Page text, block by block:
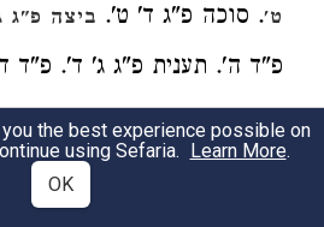
ט'. סוכה פ"ג ד' ט'. ביצה פ"ג
פ"ד ה'. תענית פ"ג ג' ד'. פ"ד
י"ג. פ"ח ד'. פי"ב ג' ה'. פט"ו
כתובות פ"ג ג'. פ"ה ב'. פ"ט ב'
the best experience possible on
using Sefaria. Learn More.
OK